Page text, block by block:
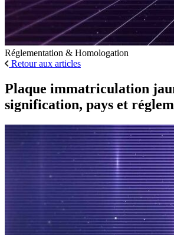
Réglementation & Homologation
Retour aux articles
Plaque immatriculation
signification, pays et